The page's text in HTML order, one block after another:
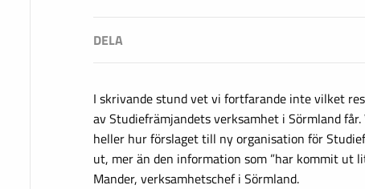
I skrivande stund vet vi fortfarande inte vilket
av Studiefrämjandets verksamhet i Sörmland
heller hur förslaget till ny organisation för
ut, mer än den information som ”har kommit ut
Mander, verksamhetschef i Sörmland.